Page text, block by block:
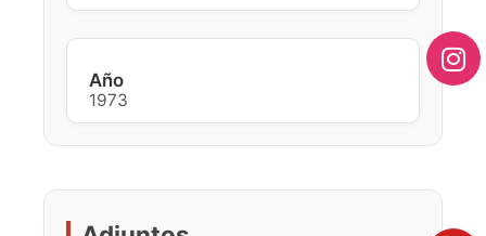
Año
1973